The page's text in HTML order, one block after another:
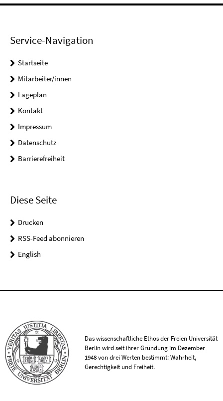
Service-Navigation
Startseite
Mitarbeiter/innen
Lageplan
Kontakt
Impressum
Datenschutz
Barrierefreiheit
Diese Seite
Drucken
RSS-Feed abonnieren
English
Das wissenschaftliche Ethos der Freien Universität
Berlin wird seit ihrer Gründung im Dezember
1948 von drei Werten bestimmt: Wahrheit,
Gerechtigkeit und Freiheit.